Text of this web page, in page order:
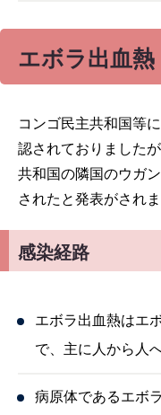
エボラ出血熱
コンゴ民主共和国等
認されておりました
共和国の隣国のウガ
されたと発表がされま
感染経路
エボラ出血熱はエ
で、主に人から人
病原体であるエボ